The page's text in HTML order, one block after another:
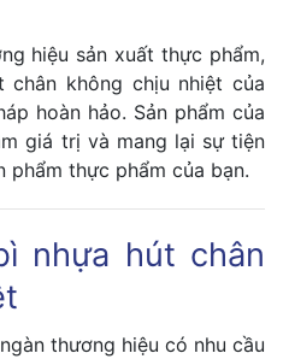
hiệu sản xuất thực phẩm,
chân không chịu nhiệt của
hoàn hảo. Sản phẩm của
giá trị và mang lại sự tiện
phẩm thực phẩm của bạn.
nhựa hút chân
thương hiệu có nhu cầu